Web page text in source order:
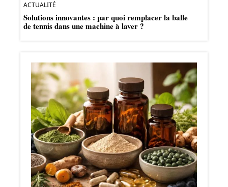
ACTUALITÉ
Solutions innovantes : par quoi remplacer la balle
de tennis dans une machine à laver ?